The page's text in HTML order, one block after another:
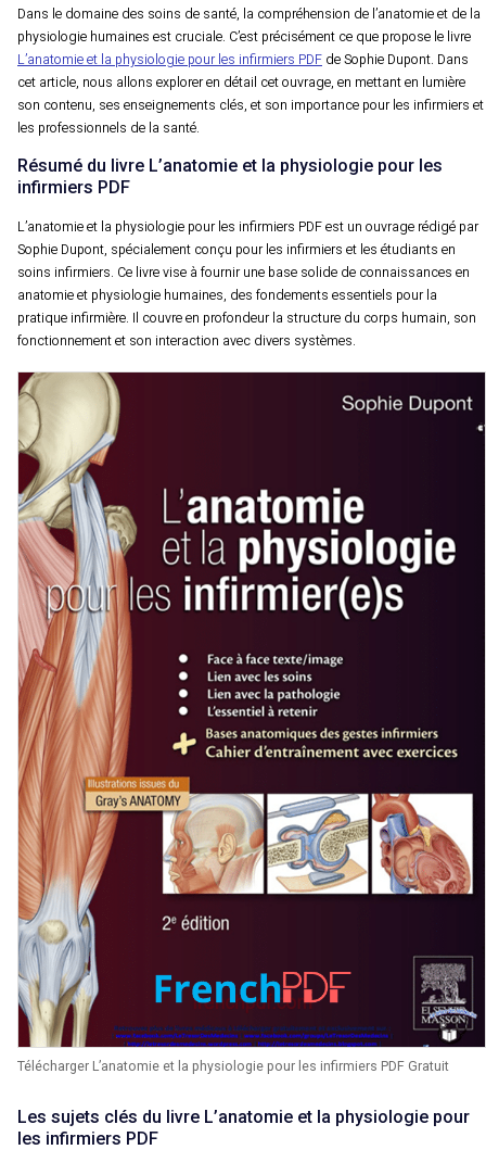
Dans le domaine des soins de santé, la compréhension de l’anatomie et de la
physiologie humaines est cruciale. C’est précisément ce que propose le livre
L’anatomie et la physiologie pour les infirmiers PDF de Sophie Dupont. Dans
cet article, nous allons explorer en détail cet ouvrage, en mettant en lumière
son contenu, ses enseignements clés, et son importance pour les infirmiers et
les professionnels de la santé.
Résumé du livre L’anatomie et la physiologie pour les
infirmiers PDF
L’anatomie et la physiologie pour les infirmiers PDF est un ouvrage rédigé par
Sophie Dupont, spécialement conçu pour les infirmiers et les étudiants en
soins infirmiers. Ce livre vise à fournir une base solide de connaissances en
anatomie et physiologie humaines, des fondements essentiels pour la
pratique infirmière. Il couvre en profondeur la structure du corps humain, son
fonctionnement et son interaction avec divers systèmes.
Télécharger L’anatomie et la physiologie pour les infirmiers PDF Gratuit
Les sujets clés du livre L’anatomie et la physiologie pour
les infirmiers PDF